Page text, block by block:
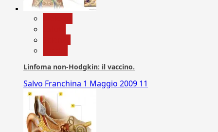
Linfoma non-Hodgkin: il vaccino.
Salvo Franchina 1 Maggio 2009 11